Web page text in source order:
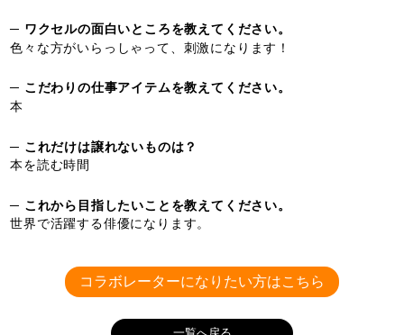
─ ワクセルの面白いところを教えてください。
色々な方がいらっしゃって、刺激になります！
─ こだわりの仕事アイテムを教えてください。
本
─ これだけは譲れないものは？
本を読む時間
─ これから目指したいことを教えてください。
世界で活躍する俳優になります。
コラボレーターになりたい方はこちら